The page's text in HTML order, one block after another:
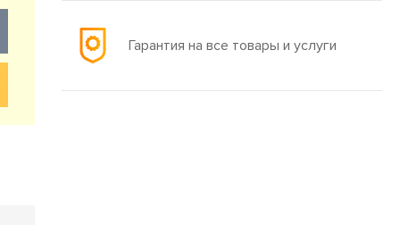
Гарантия на все товары и услуги